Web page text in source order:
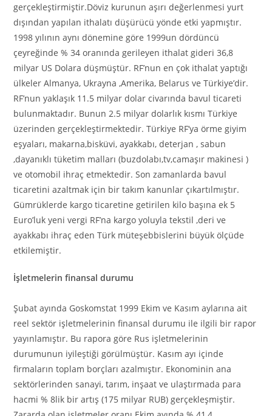
gerçekleştirmiştir.Döviz kurunun aşırı değerlenmesi yurt
dışından yapılan ithalatı düşürücü yönde etki yapmıştır.
1998 yılının aynı dönemine göre 1999un dördüncü
çeyreğinde % 34 oranında gerileyen ithalat gideri 36,8
milyar US Dolara düşmüştür. RF’nun en çok ithalat yaptığı
ülkeler Almanya, Ukrayna ,Amerika, Belarus ve Türkiye’dir.
RF’nun yaklaşık 11.5 milyar dolar civarında bavul ticareti
bulunmaktadır. Bunun 2.5 milyar dolarlık kısmı Türkiye
üzerinden gerçekleştirmektedir. Türkiye RF’ya örme giyim
eşyaları, makarna,bisküvi, ayakkabı, deterjan , sabun
,dayanıklı tüketim malları (buzdolabı,tv,camaşır makinesi )
ve otomobil ihraç etmektedir. Son zamanlarda bavul
ticaretini azaltmak için bir takım kanunlar çıkartılmıştır.
Gümrüklerde kargo ticaretine getirilen kilo başına ek 5
Euro’luk yeni vergi RF’na kargo yoluyla tekstil ,deri ve
ayakkabı ihraç eden Türk müteşebbislerini büyük ölçüde
etkilemiştir.
İşletmelerin finansal durumu
Şubat ayında Goskomstat 1999 Ekim ve Kasım aylarına ait
reel sektör işletmelerinin finansal durumu ile ilgili bir rapor
yayınlamıştır. Bu rapora göre Rus işletmelerinin
durumunun iyileştiği görülmüştür. Kasım ayı içinde
firmaların toplam borçları azalmıştır. Ekonominin ana
sektörlerinden sanayi, tarım, inşaat ve ulaştırmada para
hacmi % 8lik bir artış (175 milyar RUB) gerçekleşmiştir.